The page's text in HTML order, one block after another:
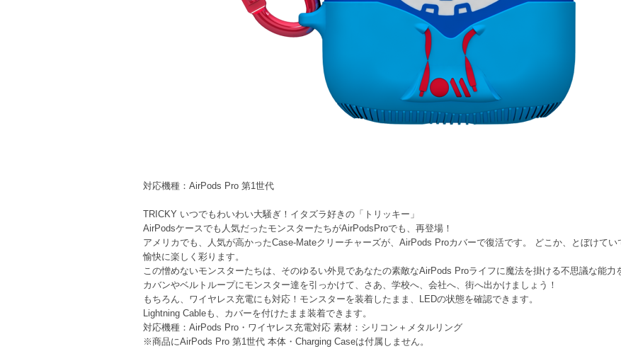
対応機種：AirPods Pro 第1世代
TRICKY いつでもわいわい大騒ぎ！イタズラ好きの「トリッキー」
AirPodsケースでも人気だったモンスターたちがAirPodsProでも、再登場！
アメリカでも、人気が高かったCase-Mateクリーチャーズが、AirPods Proカバーで復活です。 どこか、とぼけて
愉快に楽しく彩ります。
この憎めないモンスターたちは、そのゆるい外見であなたの素敵なAirPods Proライフに魔法を掛ける不思議な能力
カバンやベルトループにモンスター達を引っかけて、さあ、学校へ、会社へ、街へ出かけましょう！
もちろん、ワイヤレス充電にも対応！モンスターを装着したまま、LEDの状態を確認できます。
Lightning Cableも、カバーを付けたまま装着できます。
対応機種：AirPods Pro・ワイヤレス充電対応 素材：シリコン＋メタルリング
※商品にAirPods Pro 第1世代 本体・Charging Caseは付属しません。